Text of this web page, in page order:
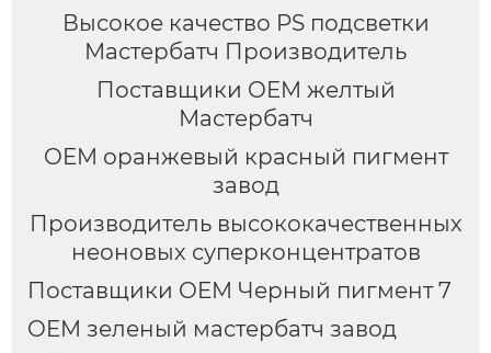
Высокое качество PS подсветки
Мастербатч Производитель
Поставщики OEM желтый
Мастербатч
OEM оранжевый красный пигмент
завод
Производитель высококачественных
неоновых суперконцентратов
Поставщики OEM Черный пигмент 7
OEM зеленый мастербатч завод